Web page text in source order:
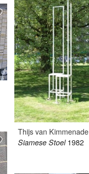
Thijs van Kimmenade
Siamese Stoel 1982